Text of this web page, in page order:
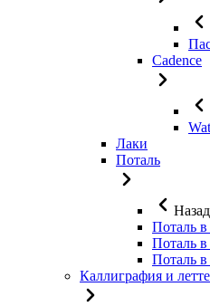
Cadence
Лаки
Поталь
Назад
Поталь в
Поталь в
Поталь в
Каллиграфия и